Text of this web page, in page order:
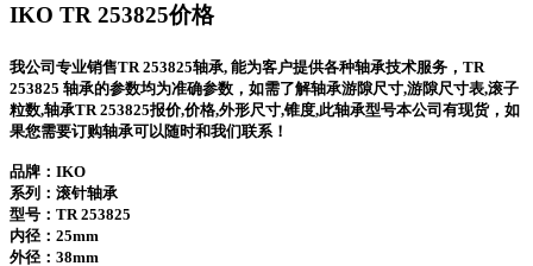
IKO TR 253825价格
我公司专业销售TR 253825轴承, 能为客户提供各种轴承技术服务，TR
253825 轴承的参数均为准确参数，如需了解轴承游隙尺寸,游隙尺寸表,滚子
粒数,轴承TR 253825报价,价格,外形尺寸,锥度,此轴承型号本公司有现货，如
果您需要订购轴承可以随时和我们联系！
品牌：IKO
系列：滚针轴承
型号： TR 253825
内径：25mm
外径：38mm